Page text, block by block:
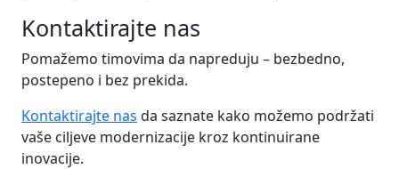
Kontaktirajte nas
Pomažemo timovima da napreduju – bezbedno,
postepeno i bez prekida.
Kontaktirajte nas da saznate kako možemo podržati
vaše ciljeve modernizacije kroz kontinuirane
inovacije.